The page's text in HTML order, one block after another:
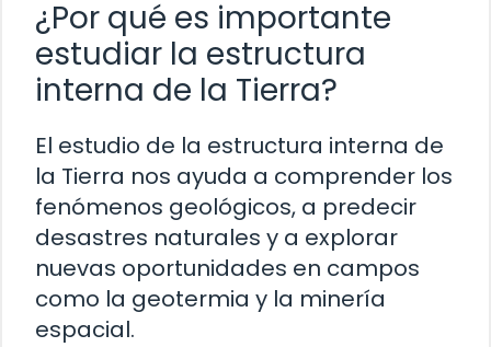
¿Por qué es importante
estudiar la estructura
interna de la Tierra?
El estudio de la estructura interna de
la Tierra nos ayuda a comprender los
fenómenos geológicos, a predecir
desastres naturales y a explorar
nuevas oportunidades en campos
como la geotermia y la minería
espacial.